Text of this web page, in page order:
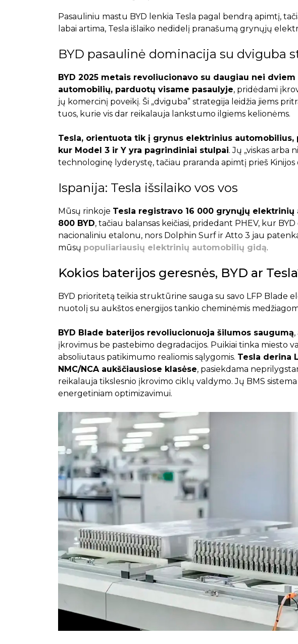
Pasauliniu mastu BYD lenkia Tesla pagal bendrą apimtį,
labai artima, Tesla išlaiko nedidelį pranašumą grynųjų
BYD pasaulinė dominacija su dviguba
BYD 2025 metais revoliucionavo su daugiau nei
automobilių, parduotų visame pasaulyje, pridėdami
jų komercinį poveikį. Ši „dviguba” strategija leidžia jiems
tuos, kurie vis dar reikalauja lankstumo ilgiems kelionėms.
Tesla, orientuota tik į grynus elektrinius automobilius,
kur Model 3 ir Y yra pagrindiniai stulpai. Jų „viskas arba
technologinę lyderystę, tačiau praranda apimtį prieš Kinijos
Ispanija: Tesla išsilaiko vos vos
Mūsų rinkoje Tesla registravo 16 000 grynųjų
800 BYD, tačiau balansas keičiasi, pridedant PHEV, kur
nacionaliniu etalonu, nors Dolphin Surf ir Atto 3 jau
mūsų populiariausių elektrinių automobilių gidą.
Kokios baterijos geresnės, BYD ar
BYD prioritetą teikia struktūrine sauga su savo LFP Blade
nuotolį su aukštos energijos tankio cheminėmis
BYD Blade baterijos revoliucionuoja šilumos saugumą
įkrovimus be pastebimo degradacijos. Puikiai tinka miesto
absoliutaus patikimumo realiomis sąlygomis. Tesla derina
NMC/NCA aukščiausiose klasėse, pasiekdama
reikalauja tikslesnio įkrovimo ciklų valdymo. Jų BMS
energetiniam optimizavimui.